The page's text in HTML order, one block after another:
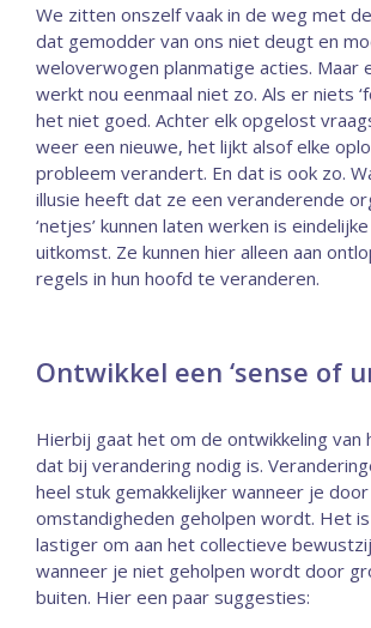
We zitten onszelf vaak in de weg met
dat gemodder van ons niet deugt en
weloverwogen planmatige acties. Maar
werkt nou eenmaal niet zo. Als er niets
het niet goed. Achter elk opgelost
weer een nieuwe, het lijkt alsof elke
probleem verandert. En dat is ook zo.
illusie heeft dat ze een veranderende
‘netjes’ kunnen laten werken is
uitkomst. Ze kunnen hier alleen aan
regels in hun hoofd te veranderen.
Ontwikkel een ‘sense of
Hierbij gaat het om de ontwikkeling van
dat bij verandering nodig is.
heel stuk gemakkelijker wanneer je
omstandigheden geholpen wordt. Het
lastiger om aan het collectieve
wanneer je niet geholpen wordt door
buiten. Hier een paar suggesties: